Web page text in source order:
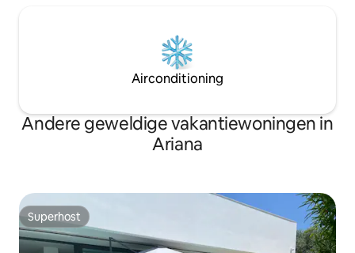
uitgerust: koel-vriescombinatie ,
inductiekookplaat, magnetron,
koffiezetapparaat, waterkoker, enz. Er is
ook een flatscreen-tv. ( boeket Franse
Centrale verwarming en airconditioning
. Voor aankomst wordt een
ontbijtpakket aangeboden! Er is ook de
Airconditioning
Andere geweldige vakantiewoningen in
Ariana
Superhost
Superhost